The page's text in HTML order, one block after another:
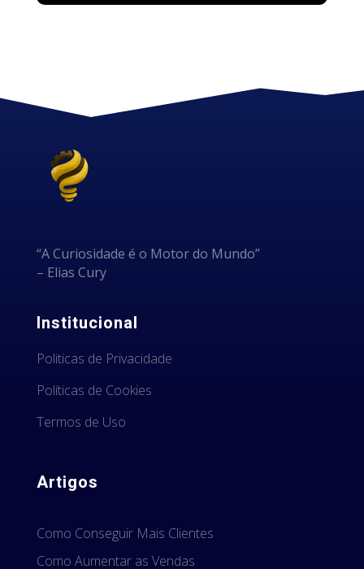
“A Curiosidade é o Motor do Mundo”
– Elias Cury
Institucional
Politicas de Privacidade
Políticas de Cookies
Termos de Uso
Artigos
Como Conseguir Mais Clientes
Como Aumentar as Vendas